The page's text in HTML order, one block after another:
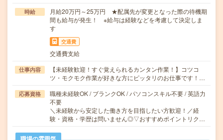
時給
月給20万円～25万円 ★配属先が変更となった際の待機期
間も給与が発生！ ※給与は経験などを考慮して決定しま
す
交通費
交通費支給
仕事内容
【未経験歓迎！すぐ覚えられるカンタン作業！】コツコ
ツ・モクモク作業が好きな方にピッタリのお仕事です！…
応募資格
職種未経験OK / ブランクOK / パソコンスキル不要 / 英語力
不要
＼未経験から安定した働き方を目指したい方歓迎！／経
験・資格・学歴は問いません◎▽おすすめポイントリク…